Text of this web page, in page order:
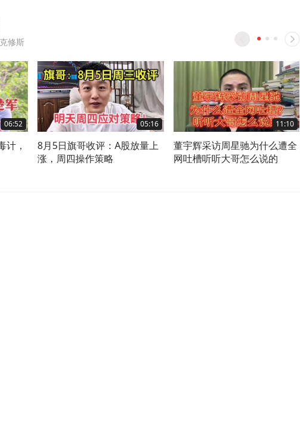
修斯
06:52
计，
05:16
8月5日旗哥收评：A股放量上
涨，周四操作策略
11:10
董宇辉采访周星驰为什么遭全
网吐槽听听大哥怎么说的